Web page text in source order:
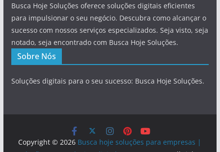
Busca Hoje Soluções oferece soluções digitais eficientes
para impulsionar o seu negócio. Descubra como alcançar o
sucesso com nossos serviços especializados. Seja visto, seja
notado, seja encontrado com Busca Hoje Soluções.
Sobre Nós
Soluções digitais para o seu sucesso: Busca Hoje Soluções.
Copyright © 2026 Busca hoje soluções para empresas |